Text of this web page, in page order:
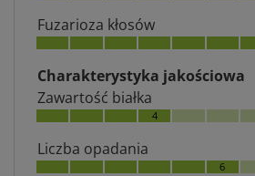
Fuzarioza kłosów
Charakterystyka jakościowa
Zawartość białka
4
Liczba opadania
6